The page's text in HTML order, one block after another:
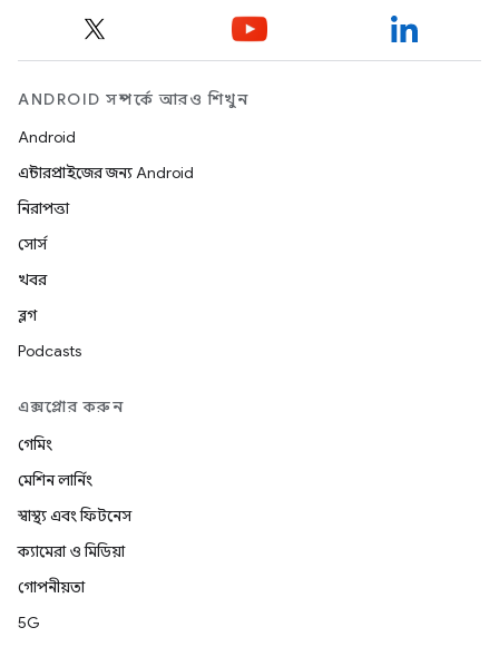
ANDROID সম্পর্কে আরও শিখুন
Android
এন্টারপ্রাইজের জন্য Android
নিরাপত্তা
সোর্স
খবর
ব্লগ
Podcasts
এক্সপ্লোর করুন
গেমিং
মেশিন লার্নিং
স্বাস্থ্য এবং ফিটনেস
ক্যামেরা ও মিডিয়া
গোপনীয়তা
5G